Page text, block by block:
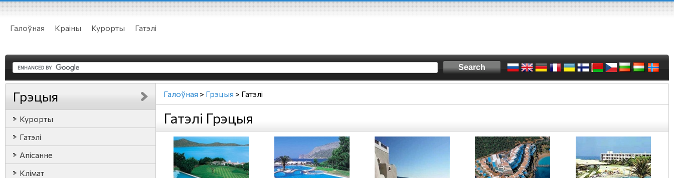
Галоўная Краіны Курорты Гатэлі
Грэцыя
Курорты
Гатэлі
Апісанне
Клімат
Галоўная > Грэцыя > Гатэлі
Гатэлі Грэцыя